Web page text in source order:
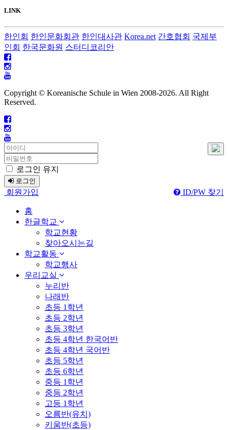
LINK
한인회 한인문화회관 한인대사관 Korea.net 간호협회 국제부
인회 한국문화원 스터디코리안
Copyright © Koreanische Schule in Wien 2008-2026. All Right
Reserved.
로그인 유지
로그인
회원가입 ID/PW 찾기
홈
한글학교
학교현황
찾아오시는길
학교활동
학교행사
우리교실
누리반
나래반
초등 1학년
초등 2학년
초등 3학년
초등 4학년 한국어반
초등 4학년 국어반
초등 5학년
초등 6학년
중등 1학년
중등 2학년
고등 1학년
오름반(유치)
키움반(초등)